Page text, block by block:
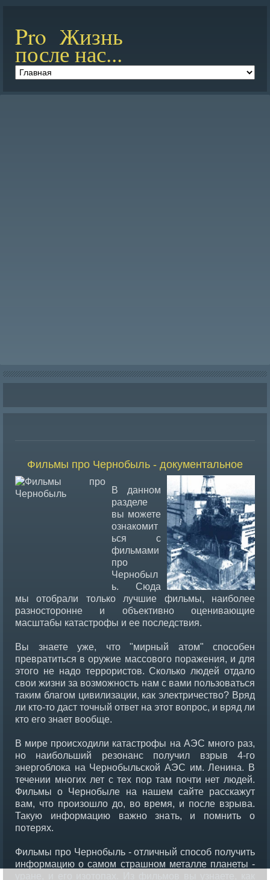
Pro Жизнь
после нас...
Фильмы про Чернобыль - документальное
В данном
разделе
вы можете
ознакомит
ься с
фильмами
про
Чернобыл
ь. Сюда
мы отобрали только лучшие фильмы, наиболее
разносторонне и объективно оценивающие
масштабы катастрофы и ее последствия.
Вы знаете уже, что "мирный атом" способен
превратиться в оружие массового поражения, и для
этого не надо террористов. Сколько людей отдало
свои жизни за возможность нам с вами пользоваться
таким благом цивилизации, как электричество? Вряд
ли кто-то даст точный ответ на этот вопрос, и вряд ли
кто его знает вообще.
В мире происходили катастрофы на АЭС много раз,
но наибольший резонанс получил взрыв 4-го
энергоблока на Чернобыльской АЭС им. Ленина. В
течении многих лет с тех пор там почти нет людей.
Фильмы о Чернобыле на нашем сайте расскажут
вам, что произошло до, во время, и после взрыва.
Такую информацию важно знать, и помнить о
потерях.
Фильмы про Чернобыль - отличный способ получить
информацию о самом страшном металле планеты -